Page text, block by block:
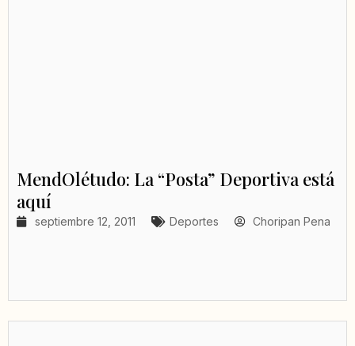
MendOlétudo: La “Posta” Deportiva está
aquí
septiembre 12, 2011 Deportes Choripan Pena